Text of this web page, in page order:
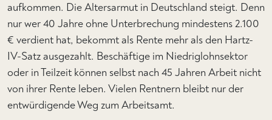
aufkommen. Die Altersarmut in Deutschland steigt. Denn
nur wer 40 Jahre ohne Unterbrechung mindestens 2.100
€ verdient hat, bekommt als Rente mehr als den Hartz-
IV-Satz ausgezahlt. Beschäftige im Niedriglohnsektor
oder in Teilzeit können selbst nach 45 Jahren Arbeit nicht
von ihrer Rente leben. Vielen Rentnern bleibt nur der
entwürdigende Weg zum Arbeitsamt.